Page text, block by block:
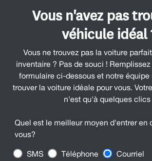
Vous n'avez pas
véhicule idéal
Vous ne trouvez pas la voiture
inventaire ? Pas de souci !
formulaire ci-dessous et notre
trouver la voiture idéale pour vous.
n'est qu'à quelques clics
Quel est le meilleur moyen d'entrer en
vous?
SMS Téléphone Courriel